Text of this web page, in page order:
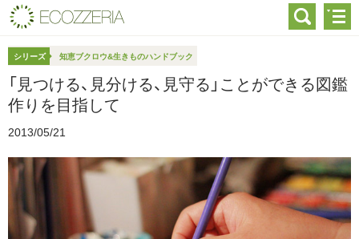
シリーズ 知恵ブクロウ&生きものハンドブック
「見つける、見分ける、見守る」ことができる図鑑
作りを目指して
2013/05/21